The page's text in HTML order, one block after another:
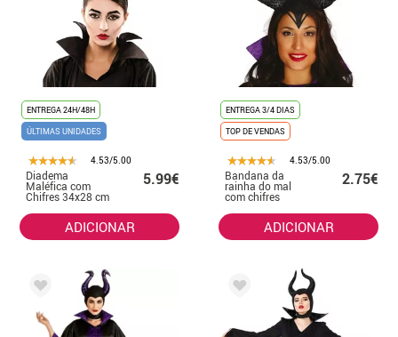
ENTREGA 24H/48H
ÚLTIMAS UNIDADES
4.53/5.00
Diadema
Maléfica com
Chifres 34x28 cm
5.99€
ADICIONAR
ENTREGA 3/4 DIAS
TOP DE VENDAS
4.53/5.00
Bandana da
rainha do mal
com chifres
2.75€
ADICIONAR